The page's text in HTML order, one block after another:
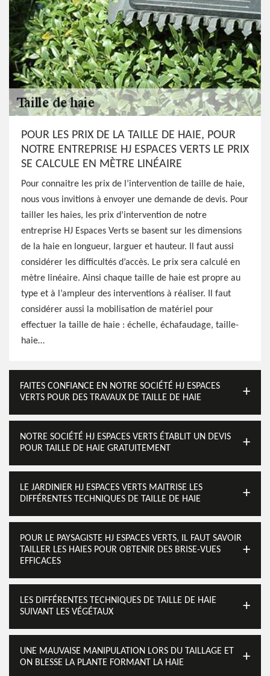
POUR LES PRIX DE LA TAILLE DE HAIE, POUR
NOTRE ENTREPRISE HJ ESPACES VERTS LE PRIX
SE CALCULE EN MÈTRE LINÉAIRE
Pour connaitre les prix de l’intervention de taille de haie,
nous vous invitions à envoyer une demande de devis. Pour
tailler les haies, les prix d’intervention de notre
entreprise HJ Espaces Verts se basent sur les dimensions
de la haie en longueur, larguer et hauteur. Il faut aussi
considérer les difficultés d’accès. Le prix sera calculé en
mètre linéaire. Ainsi chaque taille de haie est propre au
type et à l’ampleur des interventions à réaliser. Il faut
considérer aussi la mobilisation de matériel pour
effectuer la taille de haie : échelle, échafaudage, taille-
haie…
FAITES CONFIANCE EN NOTRE SOCIÉTÉ HJ ESPACES
VERTS POUR DES TRAVAUX DE TAILLE DE HAIE
NOTRE SOCIÉTÉ HJ ESPACES VERTS ÉTABLIT UN DEVIS
POUR TAILLE DE HAIE GRATUITEMENT
LE JARDINIER HJ ESPACES VERTS MAITRISE LES
DIFFÉRENTES TECHNIQUES DE TAILLE DE HAIE
POUR LE PAYSAGISTE HJ ESPACES VERTS, IL FAUT SAVOIR
TAILLER LES HAIES POUR OBTENIR DES BRISE-VUES
EFFICACES
LES DIFFÉRENTES TECHNIQUES DE TAILLE DE HAIE
SUIVANT LES VÉGÉTAUX
UNE MAUVAISE MANIPULATION LORS DU TAILLAGE ET
ON BLESSE LA PLANTE FORMANT LA HAIE